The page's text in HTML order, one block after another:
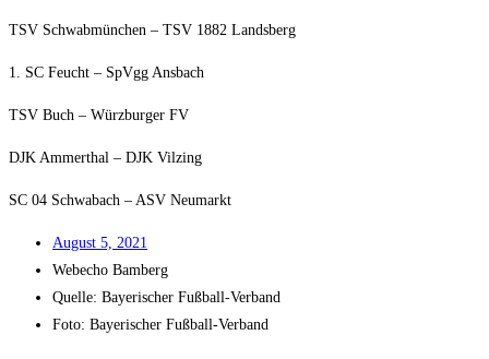
TSV Schwab­mün­chen – TSV 1882 Landsberg
1. SC Feucht – SpVgg Ansbach
TSV Buch – Würz­bur­ger FV
DJK Ammer­thal – DJK Vilzing
SC 04 Schwa­bach – ASV Neumarkt
August 5, 2021
Web­echo Bamberg
Quel­le: Baye­ri­scher Fußball-Verband
Foto: Baye­ri­scher Fußball-Verband